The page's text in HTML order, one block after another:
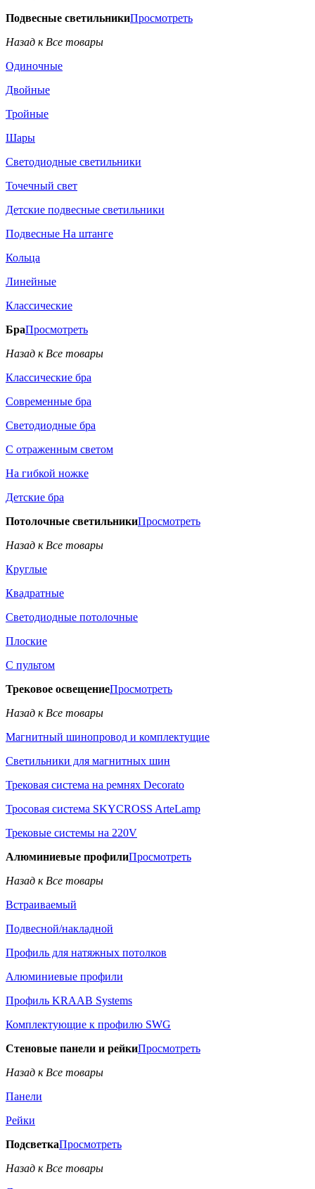
Подвесные светильникиПросмотреть
Назад к Все товары
Одиночные
Двойные
Тройные
Шары
Светодиодные светильники
Точечный свет
Детские подвесные светильники
Подвесные На штанге
Кольца
Линейные
Классические
БраПросмотреть
Назад к Все товары
Классические бра
Современные бра
Светодиодные бра
С отраженным светом
На гибкой ножке
Детские бра
Потолочные светильникиПросмотреть
Назад к Все товары
Круглые
Квадратные
Светодиодные потолочные
Плоские
С пультом
Трековое освещениеПросмотреть
Назад к Все товары
Магнитный шинопровод и комплектущие
Светильники для магнитных шин
Трековая система на ремнях Decorato
Тросовая система SKYCROSS ArteLamp
Трековые системы на 220V
Алюминиевые профилиПросмотреть
Назад к Все товары
Встраиваемый
Подвесной/накладной
Профиль для натяжных потолков
Алюминиевые профили
Профиль KRAAB Systems
Комплектующие к профилю SWG
Стеновые панели и рейкиПросмотреть
Назад к Все товары
Панели
Рейки
ПодсветкаПросмотреть
Назад к Все товары